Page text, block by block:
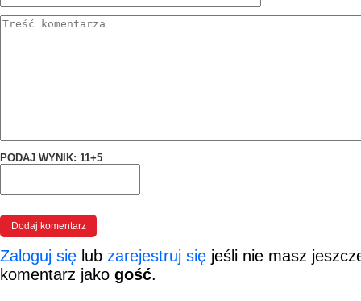
PODAJ WYNIK: 11+5
Zaloguj się lub zarejestruj się jeśli nie masz
komentarz jako gość.